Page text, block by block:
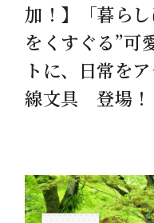
加！】「暮ら
をくすぐる”可
トに、日常を
線文具 登場！